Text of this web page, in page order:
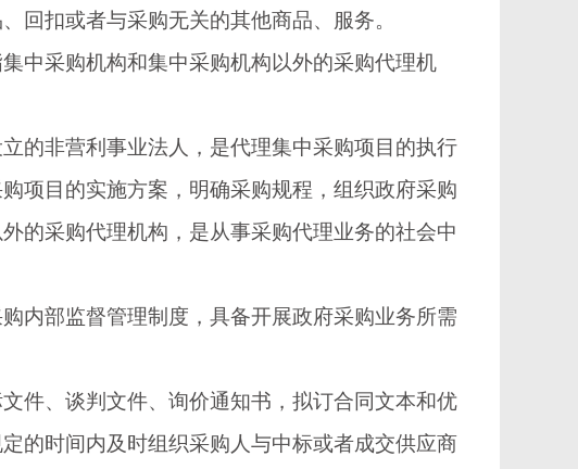
扣或者与采购无关的其他商品、服务。
采购机构和集中采购机构以外的采购代理机
非营利事业法人，是代理集中采购项目的执行
项目的实施方案，明确采购规程，组织政府采购
的采购代理机构，是从事采购代理业务的社会中
部监督管理制度，具备开展政府采购业务所需
、谈判文件、询价通知书，拟订合同文本和优
的时间内及时组织采购人与中标或者成交供应商